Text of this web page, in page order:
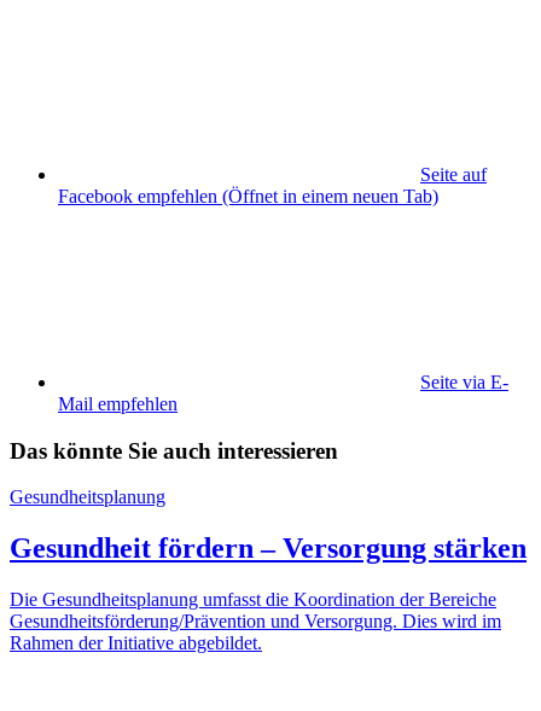
Seite auf
Facebook empfehlen (Öffnet in einem neuen Tab)
Seite via E-
Mail empfehlen
Das könnte Sie auch interessieren
Gesundheitsplanung
Gesundheit fördern – Versorgung stärken
Die Gesundheitsplanung umfasst die Koordination der Bereiche
Gesundheitsförderung/Prävention und Versorgung. Dies wird im
Rahmen der Initiative abgebildet.